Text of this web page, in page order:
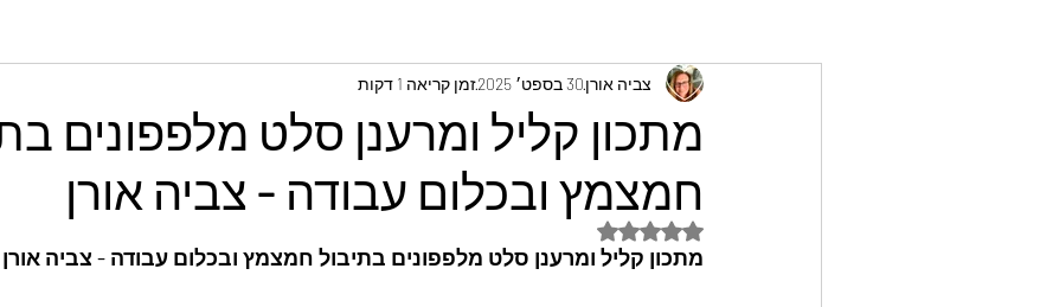
מתכון קליל ומרענן סלט מלפפונים
חמצמץ ובכלום עבודה - צביה אורן
צביה אורן30 בספט׳ 2025 זמן קריאה 1 דקות
דירוג של NaN מתוך 5 כוכבים
מתכון קליל ומרענן סלט מלפפונים בתיבול חמצמץ ובכלום עבודה - צביה אורן